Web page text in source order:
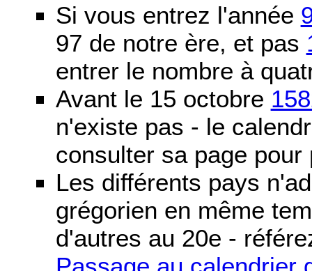
Si vous entrez l'année
97 de notre ère, et pas
entrer le nombre à
Avant le 15 octobre
n'existe pas - le
consulter sa page pour
Les différents pays
grégorien en même
d'autres au 20e -
Passage au calendrier